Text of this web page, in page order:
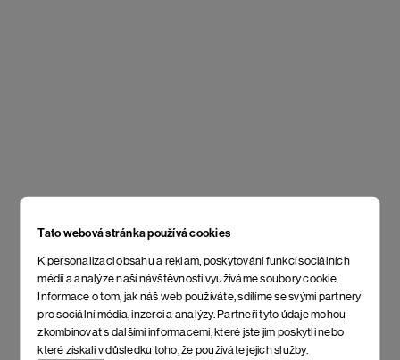
Tato webová stránka používá cookies
K personalizaci obsahu a reklam, poskytování funkcí sociálních
médií a analýze naší návštěvnosti využíváme soubory cookie.
Informace o tom, jak náš web používáte, sdílíme se svými partnery
pro sociální média, inzerci a analýzy. Partneři tyto údaje mohou
zkombinovat s dalšími informacemi, které jste jim poskytli nebo
které získali v důsledku toho, že používáte jejich služby.